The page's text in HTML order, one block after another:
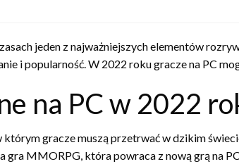
jeden z najważniejszych elementów
i popularność. W 2022 roku gracze na PC
na PC w 2022
którym gracze muszą przetrwać w dzikim
gra MMORPG, która powraca z nową grą na